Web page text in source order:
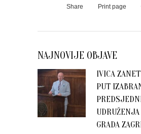
Share Print page
NAJNOVIJE OBJAVE
IVICA
PUT
GRADA